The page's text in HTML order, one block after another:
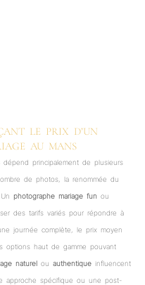
LE PRIX D’UN
AU MANS
dépend principalement de plusieurs
de photos, la renommée du
photographe mariage fun ou
des tarifs variés pour répondre à
journée complète, le prix moyen
options haut de gamme pouvant
naturel ou authentique influencent
approche spécifique ou une post-